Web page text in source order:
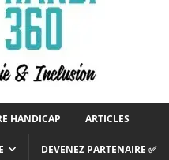
HANDICAP ARTICLES
DEVENEZ PARTENAIRE ✅